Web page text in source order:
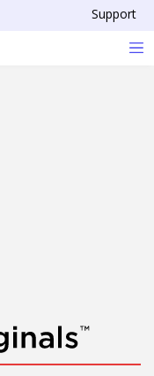
Support